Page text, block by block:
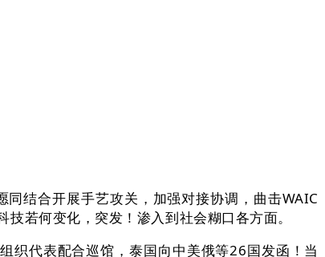
结合开展手艺攻关，加强对接协调，曲击WAIC
若何变化，突发！渗入到社会糊口各方面。
代表配合巡馆，泰国向中美俄等26国发函！当